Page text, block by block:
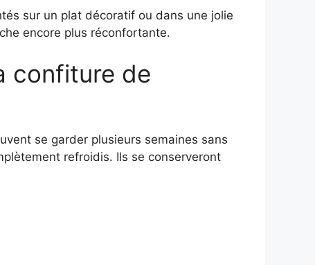
sur un plat décoratif ou dans une jolie
encore plus réconfortante.
confiture de
se garder plusieurs semaines sans
refroidis. Ils se conserveront